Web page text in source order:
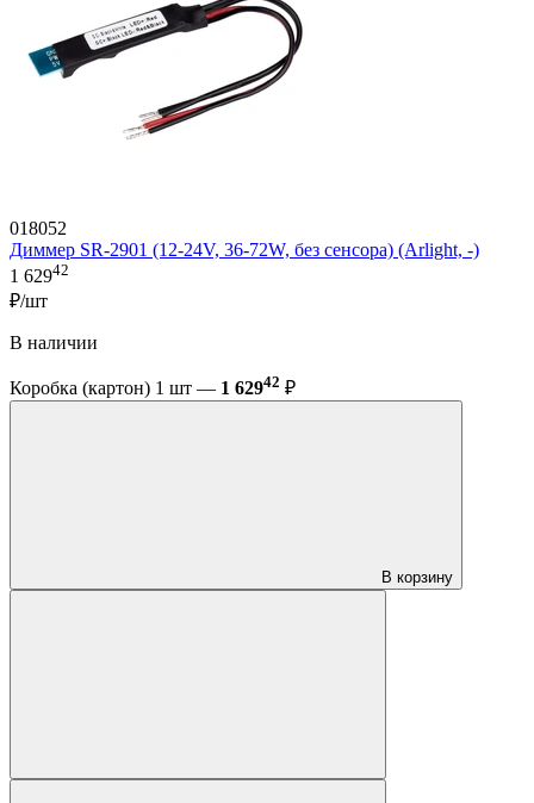
018052
Диммер SR-2901 (12-24V, 36-72W, без сенсора) (Arlight, -)
1 62942
₽/шт
В наличии
Коробка (картон) 1 шт — 1 62942 ₽
В корзину